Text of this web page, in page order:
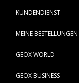
KUNDENDIENST
MEINE BESTELLUNGEN
GEOX WORLD
GEOX BUSINESS